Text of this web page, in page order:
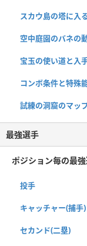
スカウ島の塔に入
空中庭園のバネの
宝玉の使い道と入
コンボ条件と特殊
試練の洞窟のマッ
最強選手
ポジション毎の最
投手
キャッチャー(捕手)
セカンド(二塁)